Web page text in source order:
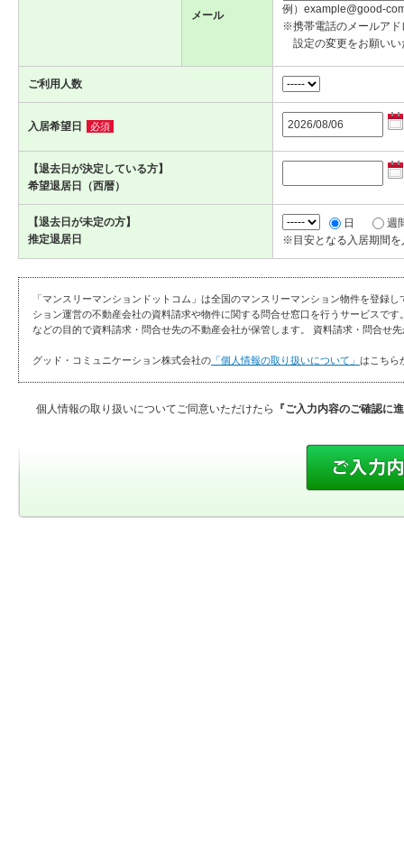
メール
例）example@good-
※携帯電話のメールアド
設定の変更をお願いい
ご利用人数
入居希望日 必須
【退去日が決定している方】
希望退居日（西暦）
【退去日が未定の方】
推定退居日
日
週
※目安となる入居期間を
「マンスリーマンションドットコム」は全国のマンスリーマンション物件を登録
ション運営の不動産会社の資料請求や物件に関する問合せ窓口を行うサービスで
などの目的で資料請求・問合せ先の不動産会社が保管します。 資料請求・問合せ
グッド・コミュニケーション株式会社の 「個人情報の取り扱いについて」 はこちら
個人情報の取り扱いについてご同意いただけたら 『ご入力内容のご確認に